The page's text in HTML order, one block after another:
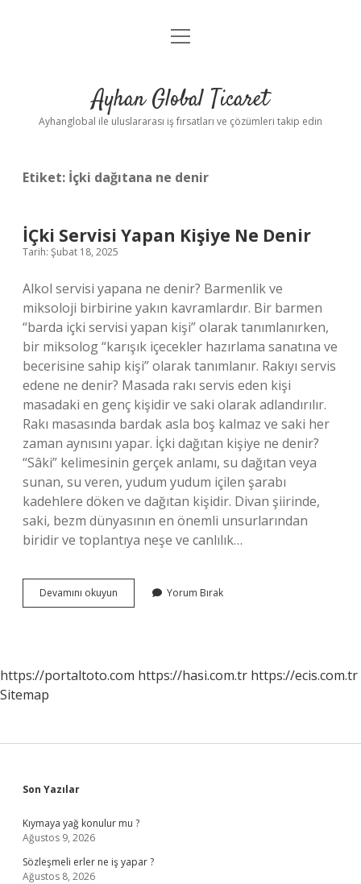
Anasayfa
Yasal Uyarı
menüyü
Ayhan Global Ticaret
Ayhanglobal ile uluslararası iş fırsatları ve çözümleri takip edin
Etiket: İçki dağıtana ne denir
İÇki Servisi Yapan Kişiye Ne Denir
Tarih: Şubat 18, 2025
Alkol servisi yapana ne denir? Barmenlik ve
miksoloji birbirine yakın kavramlardır. Bir barmen
“barda içki servisi yapan kişi” olarak tanımlanırken,
bir miksolog “karışık içecekler hazırlama sanatına ve
becerisine sahip kişi” olarak tanımlanır. Rakıyı servis
edene ne denir? Masada rakı servis eden kişi
masadaki en genç kişidir ve saki olarak adlandırılır.
Rakı masasında bardak asla boş kalmaz ve saki her
zaman aynısını yapar. İçki dağıtan kişiye ne denir?
“Sâki” kelimesinin gerçek anlamı, su dağıtan veya
sunan, su veren, yudum yudum içilen şarabı
kadehlere döken ve dağıtan kişidir. Divan şiirinde,
saki, bezm dünyasının en önemli unsurlarından
biridir ve toplantıya neşe ve canlılık…
Devamını okuyun
Servisi
Yorum Bırak
https://portaltoto.com https://hasi.com.tr https://ecis.com.tr
Sitemap
Sidebar
Son Yazılar
Kıymaya yağ konulur mu ?
Ağustos 9, 2026
Sözleşmeli erler ne iş yapar ?
Ağustos 8, 2026